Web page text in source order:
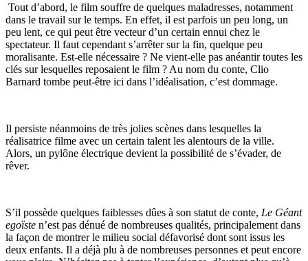
Tout d’abord, le film souffre de quelques maladresses, notamment
dans le travail sur le temps. En effet, il est parfois un peu long, un
peu lent, ce qui peut être vecteur d’un certain ennui chez le
spectateur. Il faut cependant s’arrêter sur la fin, quelque peu
moralisante. Est-elle nécessaire ? Ne vient-elle pas anéantir toutes les
clés sur lesquelles reposaient le film ? Au nom du conte, Clio
Barnard tombe peut-être ici dans l’idéalisation, c’est dommage.
Il persiste néanmoins de très jolies scènes dans lesquelles la
réalisatrice filme avec un certain talent les alentours de la ville.
Alors, un pylône électrique devient la possibilité de s’évader, de
rêver.
S’il possède quelques faiblesses dûes à son statut de conte, Le Géant
egoïste n’est pas dénué de nombreuses qualités, principalement dans
la façon de montrer le milieu social défavorisé dont sont issus les
deux enfants. Il a déjà plu à de nombreuses personnes et peut encore